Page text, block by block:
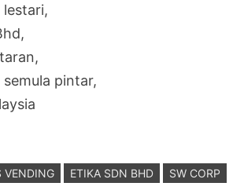
lestari,
pintar,
VENDING ETIKA SDN BHD SW CORP